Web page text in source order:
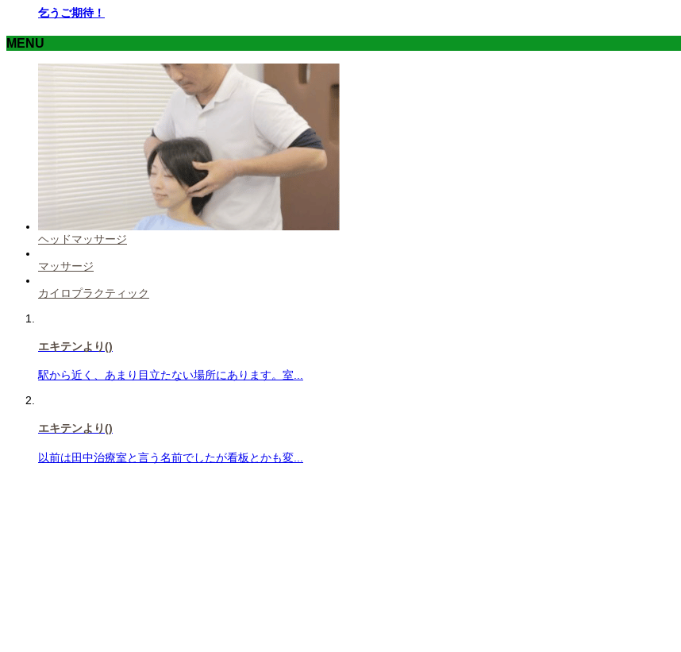
乞うご期待！
MENU
ヘッドマッサージ
マッサージ
カイロプラクティック
エキテンより()
駅から近く、あまり目立たない場所にあります。室...
エキテンより()
以前は田中治療室と言う名前でしたが看板とかも変...